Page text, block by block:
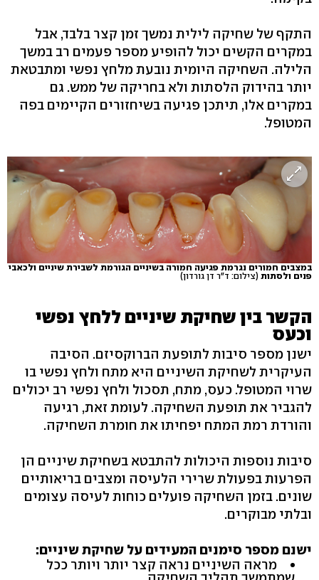
התקף של שחיקה לילית נמשך זמן קצר בלבד, אבל
במקרים הקשים יכול להופיע מספר פעמים רב במשך
הלילה. השחיקה היומית נובעת מלחץ נפשי ומתבטאת
יותר בהידוק הלסתות ולא בחריקה של ממש. גם
במקרים אלו, תיתכן פגיעה בשיחזורים הקיימים בפה
המטופל.
במצבים חמורים נגרמת פגיעה חמורה בשיניים הגורמת לשבירת שיניים ולכאבי
פנים ולסתות (צילום: ד"ר דן גורדון)
הקשר בין שחיקת שיניים ללחץ נפשי
וכעס
ישנן מספר סיבות לתופעת הברוקסיזם. הסיבה
העיקרית לשחיקת השיניים היא מתח ולחץ נפשי בו
שרוי המטופל. כעס, מתח, תסכול ולחץ נפשי רב יכולים
להגביר את תופעת השחיקה. לעומת זאת, רגיעה
והורדת רמת המתח יפחיתו את חומרת השחיקה.
סיבות נוספות היכולות להתבטא בשחיקת שיניים הן
הפרעות בפעולת שרירי הלעיסה ומצבים בריאותיים
שונים. בזמן השחיקה פועלים כוחות לעיסה עצומים
ובלתי מבוקרים.
ישנם מספר סימנים המעידים על שחיקת שיניים:
מראה השיניים נראה קצר יותר ויותר ככל